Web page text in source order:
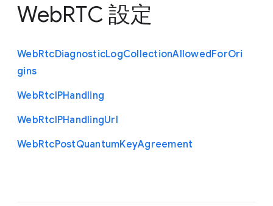
WebRTC 設定
WebRtcDiagnosticLogCollectionAllowedForOri
gins
WebRtcIPHandling
WebRtcIPHandlingUrl
WebRtcPostQuantumKeyAgreement